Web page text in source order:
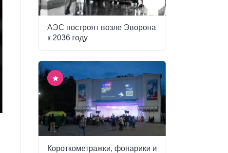
АЭС построят возле Эворона
к 2036 году
Короткометражки, фонарики и